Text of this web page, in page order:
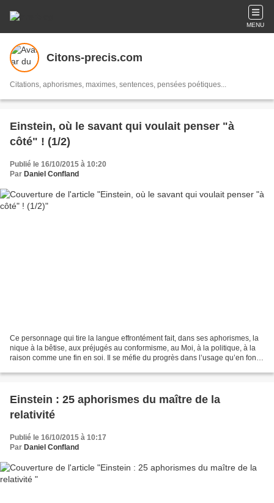
MENU
Citons-precis.com
Citations, aphorismes, maximes, sentences, pensées poétiques...
Einstein, où le savant qui voulait penser "à
côté" ! (1/2)
Publié le 16/10/2015 à 10:20
Par Daniel Confland
Ce personnage qui tire la langue effrontément fait, dans ses aphorismes, la
nique à la bêtise, aux préjugés au conformisme, au Moi, à la politique, à la
raison comme une fin en soi. Il se méfie du progrès dans l’usage qu’en font
Einstein : 25 aphorismes du maître de la
relativité
Publié le 16/10/2015 à 10:17
Par Daniel Confland